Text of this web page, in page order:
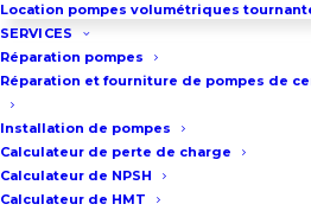
Location pompes volumétriques
SERVICES
Réparation pompes
Réparation et fourniture de pompes de
Installation de pompes
Calculateur de perte de charge
Calculateur de NPSH
Calculateur de HMT
Motopompe
m³/h